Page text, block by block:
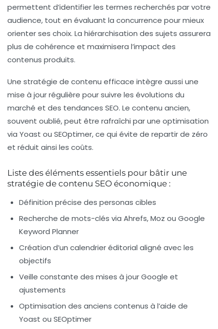
permettent d’identifier les termes recherchés par votre
audience, tout en évaluant la concurrence pour mieux
orienter ses choix. La hiérarchisation des sujets assurera
plus de cohérence et maximisera l’impact des
contenus produits.
Une stratégie de contenu efficace intègre aussi une
mise à jour régulière pour suivre les évolutions du
marché et des tendances SEO. Le contenu ancien,
souvent oublié, peut être rafraîchi par une optimisation
via Yoast ou SEOptimer, ce qui évite de repartir de zéro
et réduit ainsi les coûts.
Liste des éléments essentiels pour bâtir une
stratégie de contenu SEO économique :
Définition précise des personas cibles
Recherche de mots-clés via Ahrefs, Moz ou Google
Keyword Planner
Création d’un calendrier éditorial aligné avec les
objectifs
Veille constante des mises à jour Google et
ajustements
Optimisation des anciens contenus à l’aide de
Yoast ou SEOptimer